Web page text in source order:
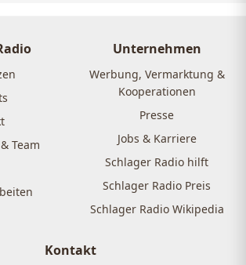
Team
Unternehmen
Werbung, Vermarktung &
Kooperationen
Presse
Jobs & Karriere
Schlager Radio hilft
Schlager Radio Preis
Schlager Radio Wikipedia
Kontakt